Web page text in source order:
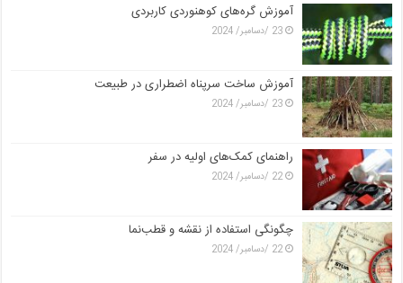
آموزش گره‌های کوهنوردی کاربردی
23 /دسامبر/ 2024
آموزش ساخت سرپناه اضطراری در طبیعت
23 /دسامبر/ 2024
راهنمای کمک‌های اولیه در سفر
22 /دسامبر/ 2024
چگونگی استفاده از نقشه و قطب‌نما
22 /دسامبر/ 2024